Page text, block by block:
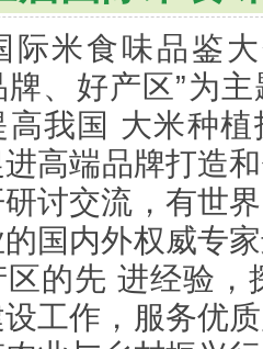
际米食味品鉴
、好产区”为
高我国 大米种
高端品牌打造
讨交流，有世
国内外权威专
区的先 进经验
工作，服务优